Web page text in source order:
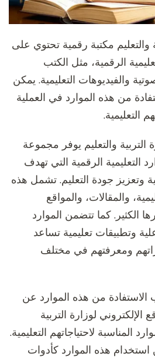
والتعليم مكتبة رقمية تحتوي على
الرقمية، مثل الكتب
والفيديوهات التعليمية. يمكن
من هذه الموارد في العملية
التعليمية.
التربية والتعليم يوفر مجموعة
التعليمية الرقمية التي تهدف
وتعزيز جودة التعليم. تشمل هذه
والمقالات، والمواقع
الكثير. كما تتضمن الموارد
وتطبيقات تعليمية تساعد
ومعرفتهم في مختلف
الاستفادة من هذه الموارد عن
لوزارة التربية
المناسبة لاحتياجاتهم التعليمية.
استخدام هذه الموارد كأدوات